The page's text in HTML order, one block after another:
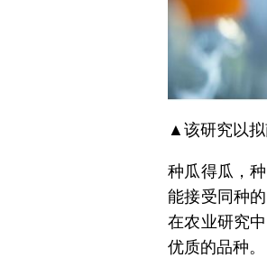
▲该研究以拟
种瓜得瓜，
能接受同种
在农业研究
优质的品种。